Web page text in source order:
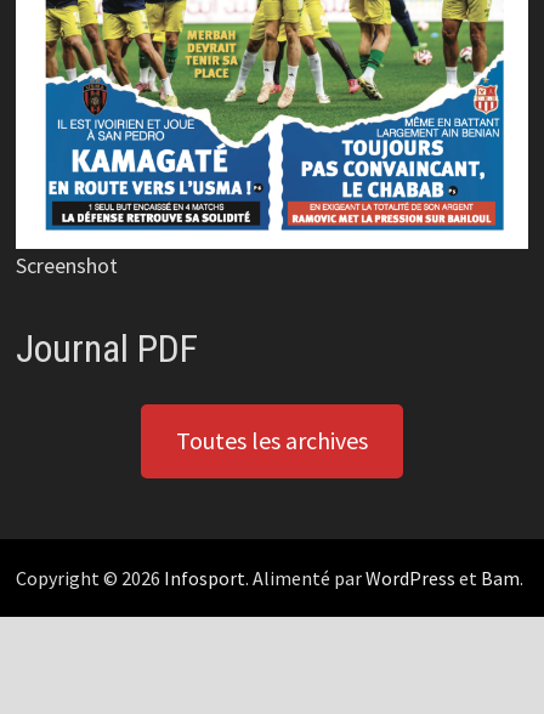
Screenshot
Journal PDF
Toutes les archives
Copyright © 2026 Infosport. Alimenté parWordPress et Bam.